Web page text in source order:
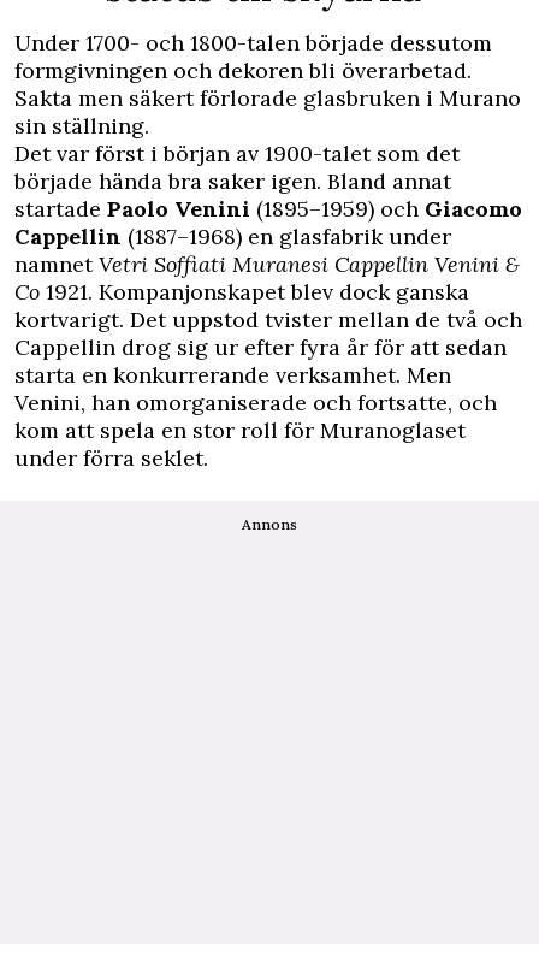
Under 1700- och 1800-talen började dessutom
formgivningen och dekoren bli överarbetad.
Sakta men säkert förlorade glasbruken i Murano
sin ställning.
Det var först i början av 1900-talet som det
började hända bra saker igen. Bland annat
startade Paolo Venini (1895–1959) och Giacomo
Cappellin (1887–1968) en glasfabrik under
namnetVetri Soffiati Muranesi Cappellin Venini &
Co 1921. Kompanjonskapet blev dock ganska
kortvarigt. Det uppstod tvister mellan de två och
Cappellin drog sig ur efter fyra år för att sedan
starta en konkurrerande verksamhet. Men
Venini, han omorganiserade och fortsatte, och
kom att spela en stor roll för Muranoglaset
under förra seklet.
Annons